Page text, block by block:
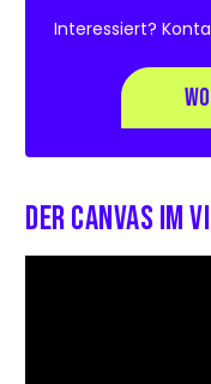
Interessiert?
Der Canvas im